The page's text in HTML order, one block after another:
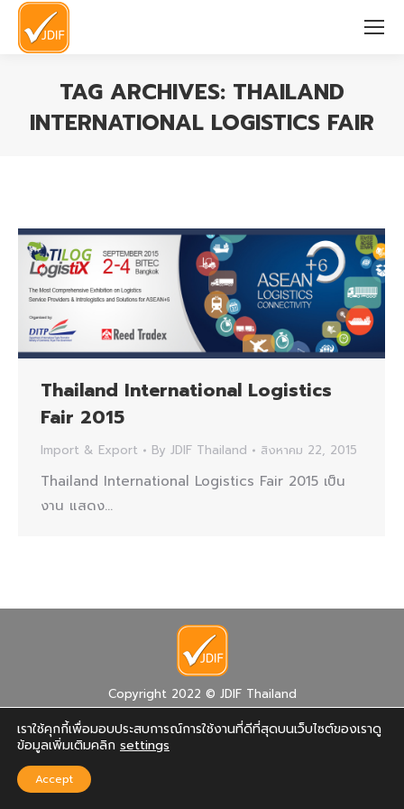
TAG ARCHIVES: THAILAND
INTERNATIONAL LOGISTICS FAIR
Thailand International Logistics
Fair 2015
Import & Export By JDIF Thailand สิงหาคม 22, 2015
Thailand International Logistics Fair 2015 เป็น
งาน แสดง…
Copyright 2022 © JDIF Thailand
เราใช้คุกกี้เพื่อมอบประสบการณ์การใช้งานที่ดีที่สุดบนเว็บไซต์ของเราดู
ข้อมูลเพิ่มเติมคลิก settings
Accept